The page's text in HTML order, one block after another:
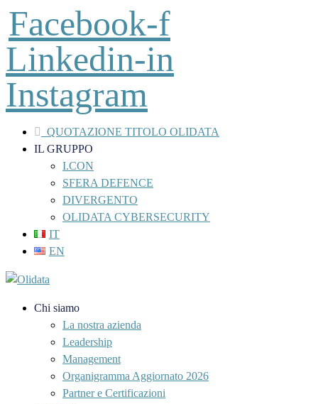
Facebook-f
Linkedin-in
Instagram
QUOTAZIONE TITOLO OLIDATA
IL GRUPPO
I.CON
SFERA DEFENCE
DIVERGENTO
OLIDATA CYBERSECURITY
IT
EN
Chi siamo
La nostra azienda
Leadership
Management
Organigramma Aggiornato 2026
Partner e Certificazioni